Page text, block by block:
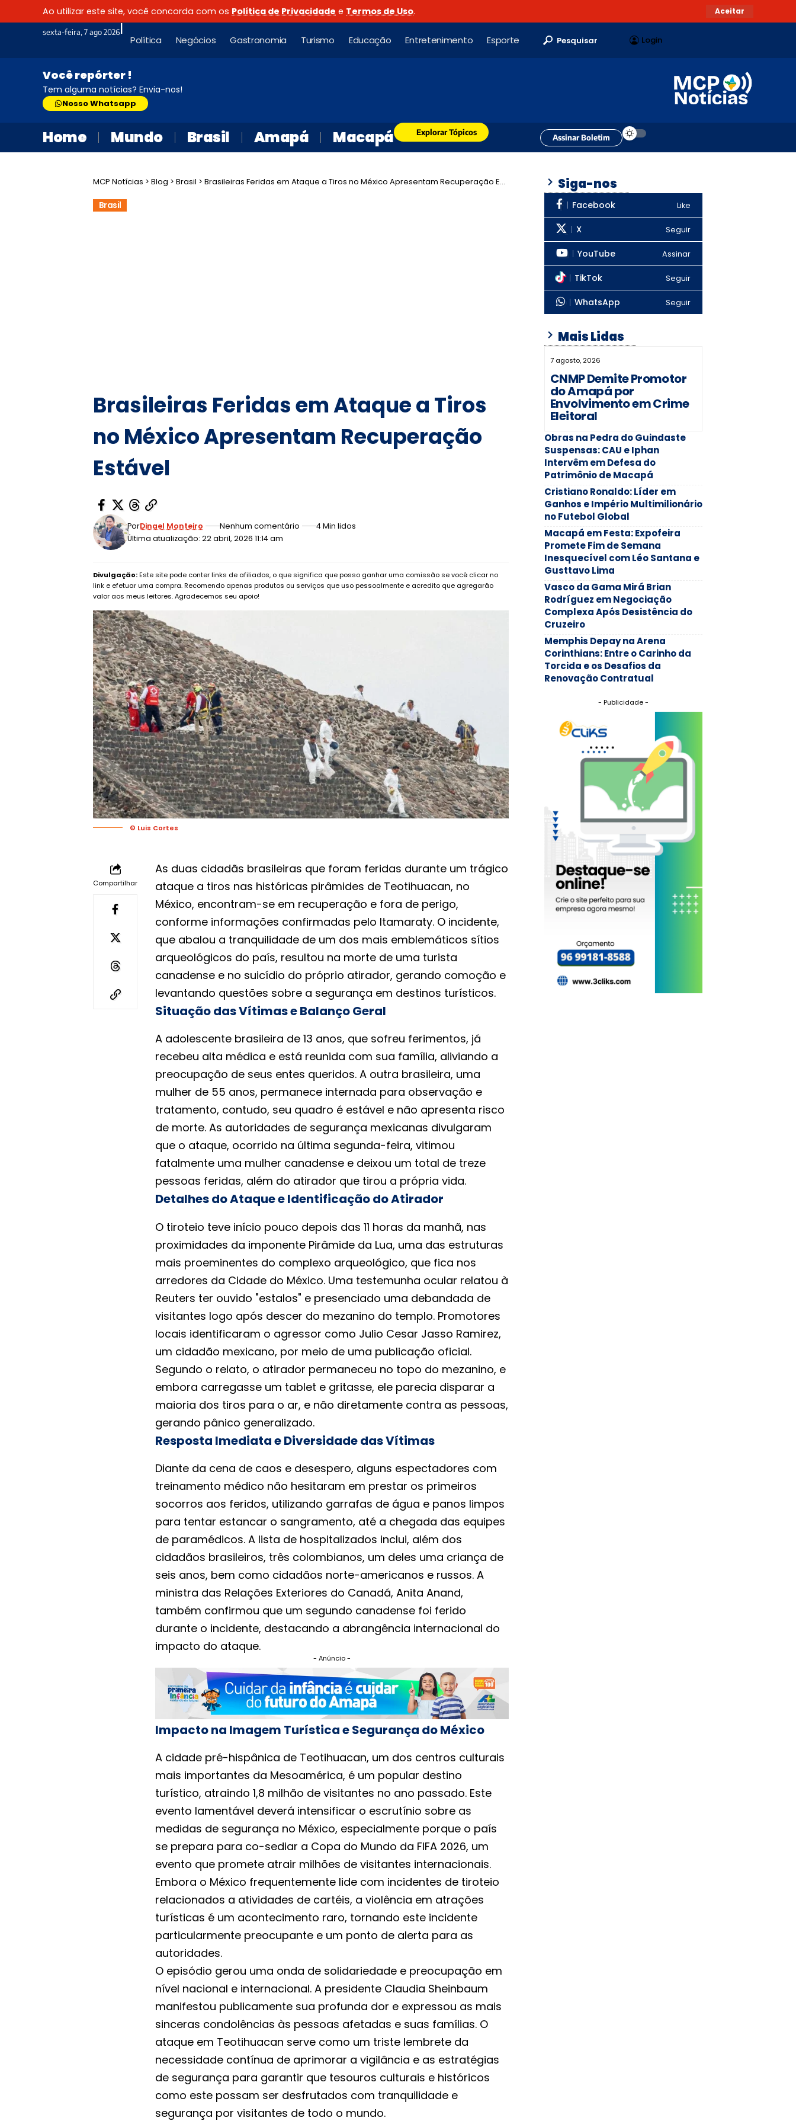
Ao utilizar este site, você concorda com os Política de Privacidade e Termos de Uso. Aceitar
sexta-feira, 7 ago 2026|
Política Negócios Gastronomia Turismo Educação Entretenimento Esporte Pesquisar Login
Você repórter !
Tem alguma notícias? Envia-nos!
Nosso Whatsapp
Home Mundo Brasil Amapá Macapá Explorar Tópicos
Assinar Boletim
MCP Notícias > Blog > Brasil > Brasileiras Feridas em Ataque a Tiros no México Apresentam Recuperação Estável
Brasil
Brasileiras Feridas em Ataque a Tiros
no México Apresentam Recuperação
Estável
Última atualização: 22 abril, 2026 11:14 am
PorDinael Monteiro Nenhum comentário 4 Min lidos
Divulgação:Este site pode conter links de afiliados, o que significa que posso ganhar uma comissão se você clicar no
link e efetuar uma compra. Recomendo apenas produtos ou serviços que uso pessoalmente e acredito que agregarão
valor aos meus leitores. Agradecemos seu apoio!
© Luis Cortes
Compartilhar
As duas cidadãs brasileiras que foram feridas durante um trágico
ataque a tiros nas históricas pirâmides de Teotihuacan, no
México, encontram-se em recuperação e fora de perigo,
conforme informações confirmadas pelo Itamaraty. O incidente,
que abalou a tranquilidade de um dos mais emblemáticos sítios
arqueológicos do país, resultou na morte de uma turista
canadense e no suicídio do próprio atirador, gerando comoção e
levantando questões sobre a segurança em destinos turísticos.
Situação das Vítimas e Balanço Geral
A adolescente brasileira de 13 anos, que sofreu ferimentos, já
recebeu alta médica e está reunida com sua família, aliviando a
preocupação de seus entes queridos. A outra brasileira, uma
mulher de 55 anos, permanece internada para observação e
tratamento, contudo, seu quadro é estável e não apresenta risco
de morte. As autoridades de segurança mexicanas divulgaram
que o ataque, ocorrido na última segunda-feira, vitimou
fatalmente uma mulher canadense e deixou um total de treze
pessoas feridas, além do atirador que tirou a própria vida.
Detalhes do Ataque e Identificação do Atirador
O tiroteio teve início pouco depois das 11 horas da manhã, nas
proximidades da imponente Pirâmide da Lua, uma das estruturas
mais proeminentes do complexo arqueológico, que fica nos
arredores da Cidade do México. Uma testemunha ocular relatou à
Reuters ter ouvido "estalos" e presenciado uma debandada de
visitantes logo após descer do mezanino do templo. Promotores
locais identificaram o agressor como Julio Cesar Jasso Ramirez,
um cidadão mexicano, por meio de uma publicação oficial.
Segundo o relato, o atirador permaneceu no topo do mezanino, e
embora carregasse um tablet e gritasse, ele parecia disparar a
maioria dos tiros para o ar, e não diretamente contra as pessoas,
gerando pânico generalizado.
Resposta Imediata e Diversidade das Vítimas
Diante da cena de caos e desespero, alguns espectadores com
treinamento médico não hesitaram em prestar os primeiros
socorros aos feridos, utilizando garrafas de água e panos limpos
para tentar estancar o sangramento, até a chegada das equipes
de paramédicos. A lista de hospitalizados inclui, além dos
cidadãos brasileiros, três colombianos, um deles uma criança de
seis anos, bem como cidadãos norte-americanos e russos. A
ministra das Relações Exteriores do Canadá, Anita Anand,
também confirmou que um segundo canadense foi ferido
durante o incidente, destacando a abrangência internacional do
impacto do ataque.
- Anúncio -
Impacto na Imagem Turística e Segurança do México
A cidade pré-hispânica de Teotihuacan, um dos centros culturais
mais importantes da Mesoamérica, é um popular destino
turístico, atraindo 1,8 milhão de visitantes no ano passado. Este
evento lamentável deverá intensificar o escrutínio sobre as
medidas de segurança no México, especialmente porque o país
se prepara para co-sediar a Copa do Mundo da FIFA 2026, um
evento que promete atrair milhões de visitantes internacionais.
Embora o México frequentemente lide com incidentes de tiroteio
relacionados a atividades de cartéis, a violência em atrações
turísticas é um acontecimento raro, tornando este incidente
particularmente preocupante e um ponto de alerta para as
autoridades.
O episódio gerou uma onda de solidariedade e preocupação em
nível nacional e internacional. A presidente Claudia Sheinbaum
manifestou publicamente sua profunda dor e expressou as mais
sinceras condolências às pessoas afetadas e suas famílias. O
ataque em Teotihuacan serve como um triste lembrete da
necessidade contínua de aprimorar a vigilância e as estratégias
de segurança para garantir que tesouros culturais e históricos
como este possam ser desfrutados com tranquilidade e
segurança por visitantes de todo o mundo.
Siga-nos
Facebook Like
X Seguir
YouTube Assinar
TikTok Seguir
WhatsApp Seguir
Mais Lidas
7 agosto, 2026
CNMP Demite Promotor
do Amapá por
Envolvimento em Crime
Eleitoral
Obras na Pedra do Guindaste
Suspensas: CAU e Iphan
Intervêm em Defesa do
Patrimônio de Macapá
Cristiano Ronaldo: Líder em
Ganhos e Império Multimilionário
no Futebol Global
Macapá em Festa: Expofeira
Promete Fim de Semana
Inesquecível com Léo Santana e
Gusttavo Lima
Vasco da Gama Mirá Brian
Rodríguez em Negociação
Complexa Após Desistência do
Cruzeiro
Memphis Depay na Arena
Corinthians: Entre o Carinho da
Torcida e os Desafios da
Renovação Contratual
- Publicidade -